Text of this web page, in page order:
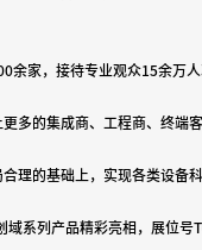
余家，接待专业观众15余万人
多的集成商、工程商、终端
理的基础上，实现各类设备
域系列产品精彩亮相，展位号